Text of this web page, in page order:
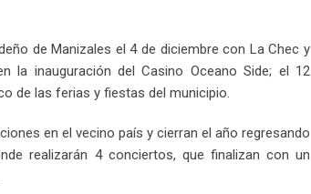
de Manizales el 4 de diciembre con La Chec y
la inauguración del Casino Oceano Side; el 12
de las ferias y fiestas del municipio.
en el vecino país y cierran el año regresando
realizarán 4 conciertos, que finalizan con un